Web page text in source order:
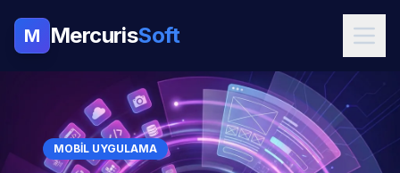
M MercurisSoft
MOBIL UYGULAMA